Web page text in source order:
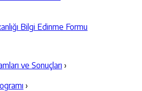
Bilgi Edinme Formu
ve Sonuçları ›
›